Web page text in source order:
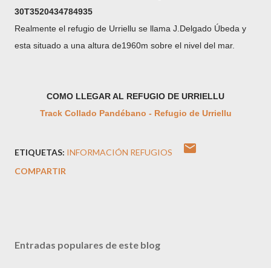
30T3520434784935
Realmente el refugio de Urriellu se llama J.Delgado Úbeda y
esta situado a una altura de1960m sobre el nivel del mar.
COMO LLEGAR AL REFUGIO DE URRIELLU
Track Collado Pandébano - Refugio de Urriellu
ETIQUETAS: INFORMACIÓN REFUGIOS
COMPARTIR
Entradas populares de este blog